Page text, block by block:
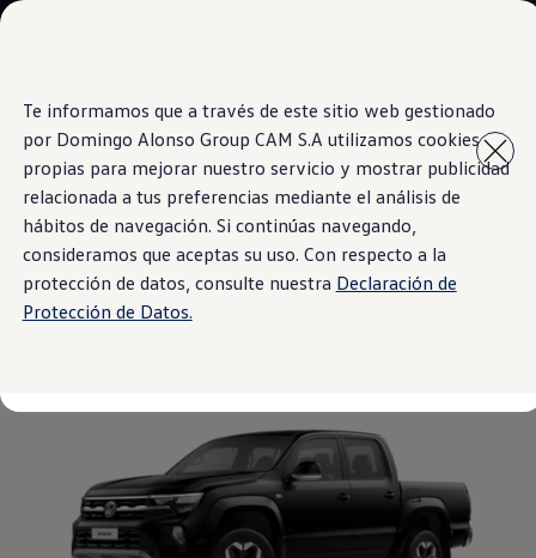
Te informamos que a través de este sitio web gestionado
por Domingo Alonso Group CAM S.A utilizamos cookies
propias para mejorar nuestro servicio y mostrar publicidad
relacionada a tus preferencias mediante el análisis de
hábitos de navegación. Si continúas navegando,
consideramos que aceptas su uso. Con respecto a la
protección de datos, consulte nuestra Declaración de
Protección de Datos.
Saltar al
contenido
principal
Saltar
a pie
página
Test Drive
Contáctanos
Marca y Experiencia
Volkswagen Panamá
Espacio Exclusivo para Prensa
Latin NCAP
Tengo un Volkswagen
Manuales Volkswagen
Takata Airbag Recall Campaign
Noticias
Information
Negro Profundo